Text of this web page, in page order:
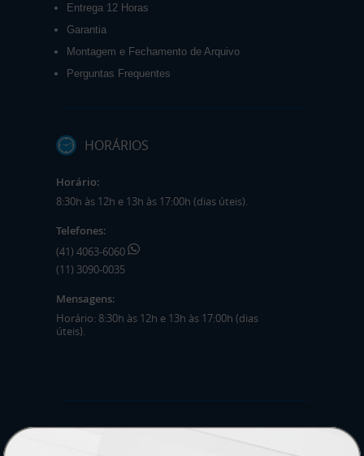
Entrega 12 Horas
Garantia
Montagem e Fechamento de Arquivo
Perguntas Frequentes
HORÁRIOS
Horário:
8:30h às 12h e 13h às 17:00h (dias úteis).
Telefones:
(41) 4063-6060
(11) 3090-0035
Mensagens:
Horário: 8:30h às 12h e 13h às 17:00h (dias
úteis).